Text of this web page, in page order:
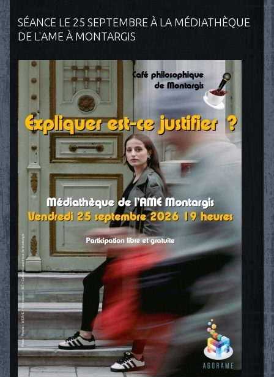
SÉANCE LE 25 SEPTEMBRE À LA MÉDIATHÈQUE
DE L'AME À MONTARGIS